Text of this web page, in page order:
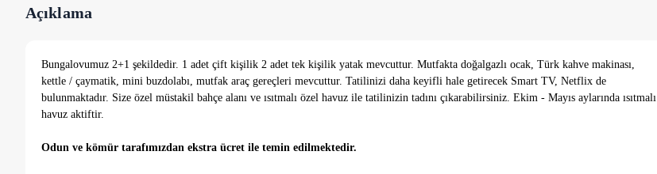
Açıklama
Bungalovumuz 2+1 şekildedir. 1 adet çift kişilik 2 adet tek kişilik yatak mevcuttur. Mutfakta doğalgazlı ocak, Türk kahve makinası,
kettle / çaymatik, mini buzdolabı, mutfak araç gereçleri mevcuttur. Tatilinizi daha keyifli hale getirecek Smart TV, Netflix de
bulunmaktadır. Size özel müstakil bahçe alanı ve ısıtmalı özel havuz ile tatilinizin tadını çıkarabilirsiniz. Ekim - Mayıs aylarında ısıtmalı
havuz aktiftir.
Odun ve kömür tarafımızdan ekstra ücret ile temin edilmektedir.